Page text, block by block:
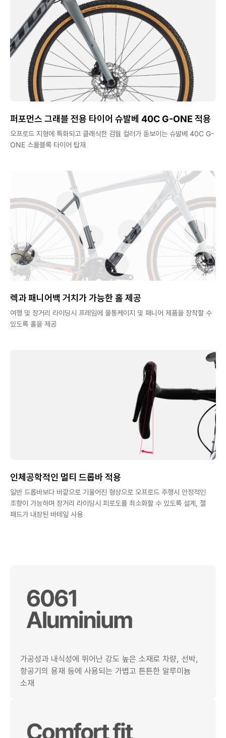
퍼포먼스 그래블 전용 타이어 슈발베 40C G-ONE 적용
오프로드 지형에 특화되고 클래식한 검월 컬러가 돋보이는 슈발베 40C G-
ONE 스몰블록 타이어 탑재
렉과 패니어백 거치가 가능한 홀 제공
여행 및 장거리 라이딩시 프레임에 물통케이지 및 패니어 제품을 장착할 수
있도록 홀을 제공
인체공학적인 멀티 드롭바 적용
일반 드롭바보다 바깥으로 기울어진 형상으로 오프로드 주행시 안정적인
조향이 가능하며 장거리 라이딩시 피로도를 최소화할 수 있도록 설계, 젤
패드가 내장된 바테잎 사용
가공성과 내식성에 뛰어난 강도 높은 소재로 차량, 선박,
항공기의 용재 등에 사용되는 가볍고 튼튼한 알루미늄
소재